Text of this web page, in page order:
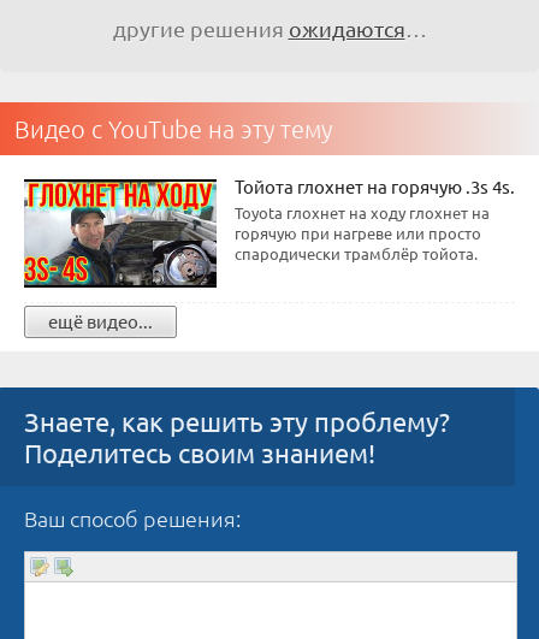
другие решения ожидаются
Видео с YouTube на эту тему
Тойота глохнет на горячую .3s 4s.
Toyota глохнет на ходу глохнет на
горячую при нагреве или просто
спародически трамблёр тойота.
ещё видео...
Знаете, как решить эту проблему?
Поделитесь своим знанием!
Ваш способ решения: